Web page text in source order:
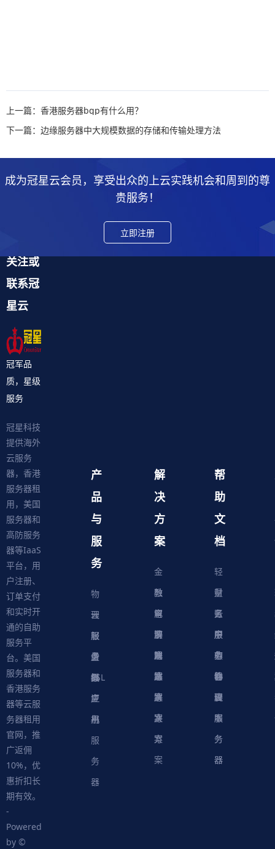
上一篇：香港服务器bgp有什么用？
下一篇：边缘服务器中大规模数据的存储和传输处理方法
成为冠星云会员，享受出众的上云实践机会和周到的尊
贵服务！
立即注册
关注或
联系冠
星云
冠军品
质，星级
服务
冠星科技
提供海外
云服务
器，香港
服务器租
用，美国
服务器和
高防服务
器等IaaS
平台，用
户注册、
订单支付
和实时开
通的自助
服务平
台。美国
服务器和
香港服务
器等云服
务器租用
官网，推
广返佣
10%，优
惠折扣长
期有效。
-
Powered
by ©
产
品
与
服
务
物
理
服
务
器
云
服
务
器
轻
量
级
应
用
服
务
器
虚
拟
主
机
SSL
证
书
解
决
方
案
金
融
解
决
方
案
教
育
解
决
方
案
电
商
解
决
方
案
游
戏
解
决
方
案
网
站
解
决
方
案
帮
助
文
档
轻
量
云
服
务
器
财
务
中
心
账
户
中
心
服
务
协
议
软
件
脚
本
物
理
服
务
器
云
服
务
器